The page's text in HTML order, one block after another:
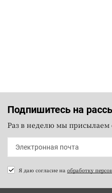
Подпишитесь на
Раз в неделю мы присылаем
Я даю согласие на обработку